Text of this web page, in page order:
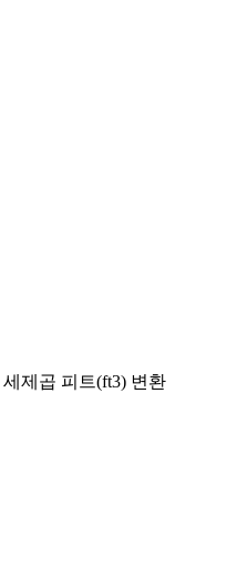
제곱 피트(ft3) 변환